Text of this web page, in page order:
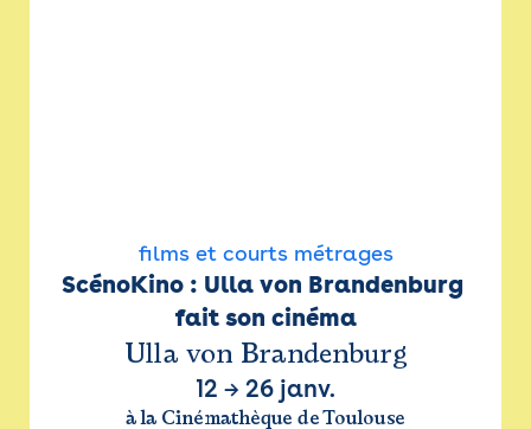
films et courts métrages
ScénoKino : Ulla von Brandenburg
fait son cinéma
Ulla von Brandenburg
12 → 26 janv.
à la Cinémathèque de Toulouse